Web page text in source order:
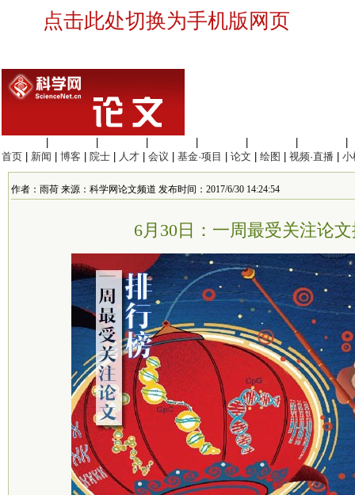
点击此处切换为手机版网页
首页
新闻 博客 院士 人才 会议 基金·项目 论文 绘图 视频·直播 小
作者：雨荷 来源：科学网论文频道 发布时间：2017/6/30 14:24:54
6月30日：一周最受关注论